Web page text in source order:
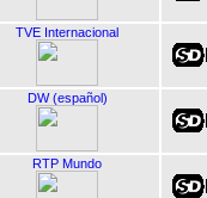
TVE Internacional
DW (español)
RTP Mundo